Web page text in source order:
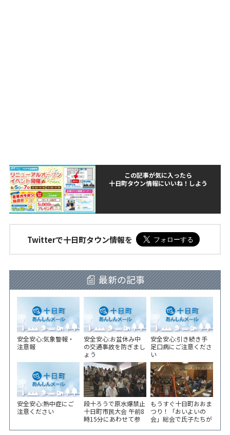
この記事が気に入ったら
十日町タウン情報にいいね！しよう
Twitterで十日町タウン情報を
最新の記事
安全安心:気象警報・
注意報
安全安心:お盆休み中
の交通事故を防ぎまし
ょう
安全安心:引き続き手
足口病にご注意くださ
い
安全安心:熱中症にご
注意ください
段十ろうで原水爆禁止
十日町市民大会 午前8
時15分にあわせて参
もうすぐ十日町おおま
つり！「おいよいの
会」総会で氏子たちが